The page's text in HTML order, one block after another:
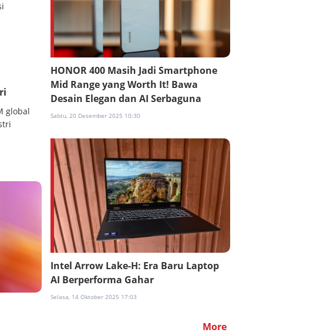
global
HONOR 400 Masih Jadi Smartphone
Mid Range yang Worth It! Bawa
Desain Elegan dan AI Serbaguna
Sabtu, 20 Desember 2025 10:30
Intel Arrow Lake-H: Era Baru Laptop
AI Berperforma Gahar
Selasa, 14 Oktober 2025 17:03
More